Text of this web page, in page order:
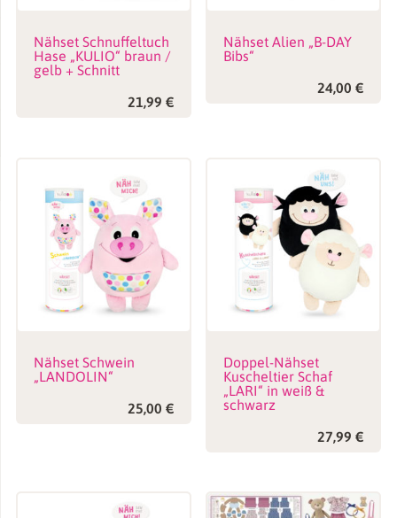
Nähset Schnuffeltuch
Hase „KULIO“ braun /
gelb + Schnitt
21,99 €
Nähset Alien „B-DAY
Bibs“
24,00€
Nähset Schwein
„LANDOLIN“
25,00 €
Doppel-Nähset
Kuscheltier Schaf
„LARI“ in weiß &
schwarz
27,99€